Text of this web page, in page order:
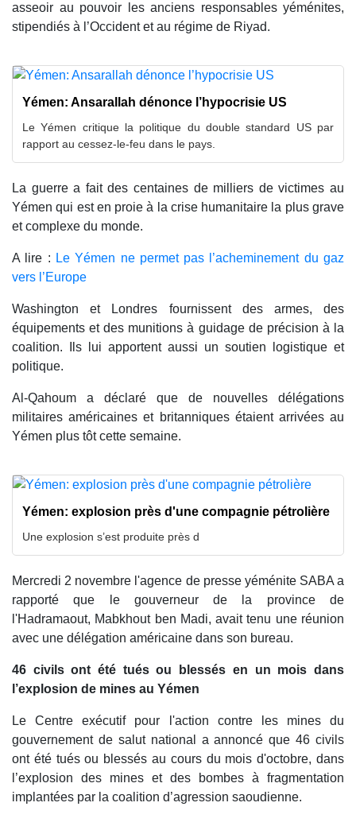
asseoir au pouvoir les anciens responsables yéménites,
stipendiés à l’Occident et au régime de Riyad.
Yémen: Ansarallah dénonce l’hypocrisie US
Le Yémen critique la politique du double standard US par
rapport au cessez-le-feu dans le pays.
La guerre a fait des centaines de milliers de victimes au
Yémen qui est en proie à la crise humanitaire la plus grave
et complexe du monde.
A lire : Le Yémen ne permet pas l’acheminement du gaz
vers l’Europe
Washington et Londres fournissent des armes, des
équipements et des munitions à guidage de précision à la
coalition. Ils lui apportent aussi un soutien logistique et
politique.
Al-Qahoum a déclaré que de nouvelles délégations
militaires américaines et britanniques étaient arrivées au
Yémen plus tôt cette semaine.
Yémen: explosion près d'une compagnie pétrolière
Une explosion s’est produite près d
Mercredi 2 novembre l'agence de presse yéménite SABA a
rapporté que le gouverneur de la province de
l'Hadramaout, Mabkhout ben Madi, avait tenu une réunion
avec une délégation américaine dans son bureau.
46 civils ont été tués ou blessés en un mois dans
l’explosion de mines au Yémen
Le Centre exécutif pour l'action contre les mines du
gouvernement de salut national a annoncé que 46 civils
ont été tués ou blessés au cours du mois d'octobre, dans
l’explosion des mines et des bombes à fragmentation
implantées par la coalition d’agression saoudienne.